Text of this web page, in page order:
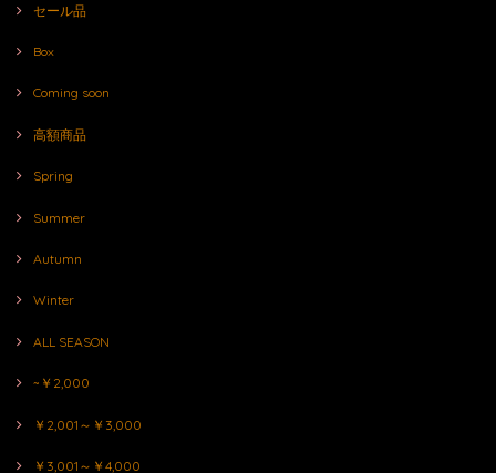
セール品
Box
Coming soon
高額商品
Spring
Summer
Autumn
Winter
ALL SEASON
~￥2,000
￥2,001～￥3,000
￥3,001～￥4,000